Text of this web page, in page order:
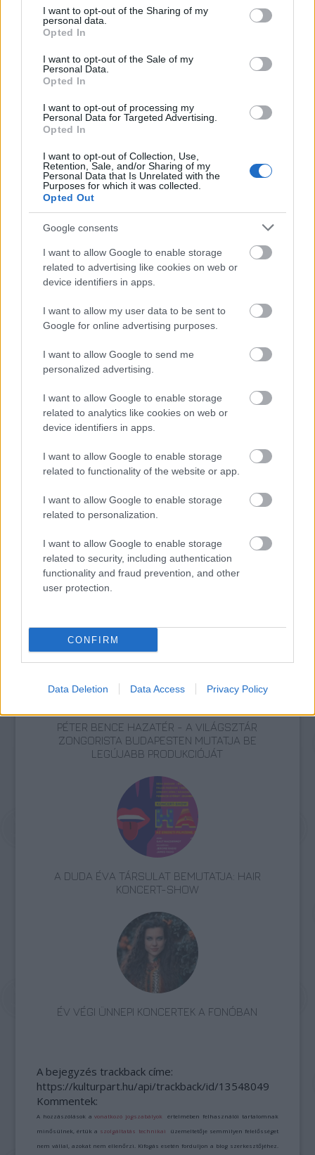
not limited to your visit or usage behaviour. You may click to
grant or deny consent to Google and its third-party tags to
use your data for below specified purposes in below Google
consent section.
I want to opt-out of the Sharing of my
personal data.
Opted In
I want to opt-out of the Sale of my
Personal Data.
Opted In
I want to opt-out of processing my
Personal Data for Targeted Advertising.
Opted In
I want to opt-out of Collection, Use,
Retention, Sale, and/or Sharing of my
Personal Data that Is Unrelated with the
Purposes for which it was collected.
Opted Out
Google consents
I want to allow Google to enable storage
related to advertising like cookies on web or
device identifiers in apps.
I want to allow my user data to be sent to
Google for online advertising purposes.
I want to allow Google to send me
personalized advertising.
I want to allow Google to enable storage
related to analytics like cookies on web or
device identifiers in apps.
I want to allow Google to enable storage
related to functionality of the website or app.
I want to allow Google to enable storage
related to personalization.
I want to allow Google to enable storage
related to security, including authentication
functionality and fraud prevention, and other
user protection.
CONFIRM
Data Deletion Data Access Privacy Policy
2017. december 9. szombat 20:00 –
22:15
Bartók Béla Nemzeti
Hangversenyterem
Közreműködők:
D’Tale (SIGMA Live, UK) – ének
Lylit (ex-Parov Stelar Band, A) – ének
Dés László – szaxofon
Závada Péter (Akkezdet Phiai) – rap, slam
Zoohacker – doromb, tilinko, futujara,
billentyűk, elektronika
Bata István (Sena) – basszusgitár
DJ Q-Cee (Vinyl Warriorz) – lemezjátszó,
beatbox
Delov Jávor – dob
PÉTER BENCE HAZATÉR - A VILÁGSZTÁR
ZONGORISTA BUDAPESTEN MUTATJA BE
LEGÚJABB PRODUKCIÓJÁT
A DUDA ÉVA TÁRSULAT BEMUTATJA: HAIR
KONCERT-SHOW
ÉV VÉGI ÜNNEPI KONCERTEK A FONÓBAN
A bejegyzés trackback címe:
https://kulturpart.hu/api/trackback/id/13548049
Kommentek:
A hozzászólások avonatkozó jogszabályok értelmében felhasználói tartalomnak
minősülnek, értük a szolgáltatás technikai üzemeltetője semmilyen felelősséget
nem vállal, azokat nem ellenőrzi. Kifogás esetén forduljon a blog szerkesztőjéhez.